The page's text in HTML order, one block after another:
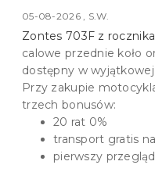
05-08-2026 , S.W.
Zontes 703F z
calowe przednie koło
dostępny w
Przy zakupie
trzech bonusów:
20 rat 0%
transport gratis
pierwszy